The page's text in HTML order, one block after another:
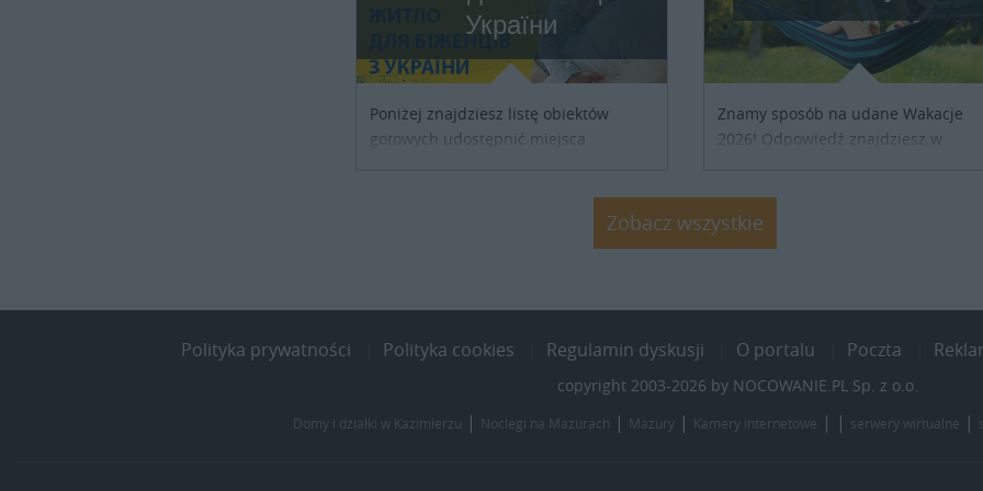
України
Poniżej znajdziesz listę obiektów
gotowych udostępnić miejsca
kraju. Skontaktuj się z właścicielem
Znamy sposób na udane Wakacje
2026! Odpowiedź znajdziesz w
atrakcyjne noclegi czekają...
Zobacz wszystkie
Polityka prywatności Polityka cookies Regulamin dyskusji O portalu Poczta
copyright 2003-2026 by NOCOWANIE.PL Sp. z o.o.
Domy i działki w Kazimierzu | Noclegi na Mazurach | Mazury | Kamery internetowe | | serwery wirtualne |